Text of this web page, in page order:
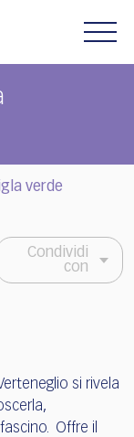
verde
Condividi
con
si rivela
Offre il